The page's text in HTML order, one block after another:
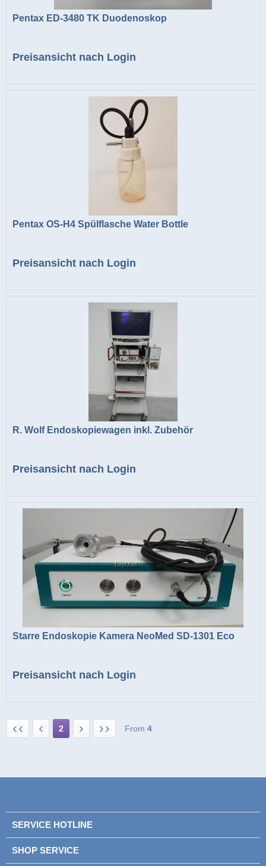
Pentax ED-3480 TK Duodenoskop
Preisansicht nach Login
Pentax OS-H4 Spülflasche Water Bottle
Preisansicht nach Login
R. Wolf Endoskopiewagen inkl. Zubehör
Preisansicht nach Login
Starre Endoskopie Kamera NeoMed SD-1301 Eco
Preisansicht nach Login
2 From 4
SERVICE HOTLINE
SHOP SERVICE